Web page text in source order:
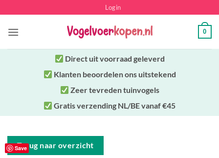
naar
inhoud
Login
0
Direct uitvoorraad geleverd
Klanten beoordelen ons uitstekend
Zeer tevreden tuinvogels
Gratis verzending NL/BE vanaf €45
Terug naar overzicht
Save